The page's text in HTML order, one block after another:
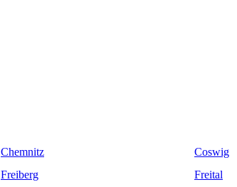
Chemnitz Coswig
Freiberg Freital